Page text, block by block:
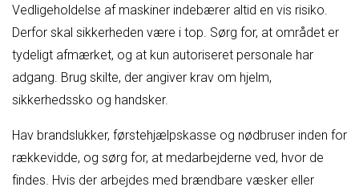
Vedligeholdelse af maskiner indebærer altid en vis risiko.
Derfor skal sikkerheden være i top. Sørg for, at området er
tydeligt afmærket, og at kun autoriseret personale har
adgang. Brug skilte, der angiver krav om hjelm,
sikkerhedssko og handsker.
Hav brandslukker, førstehjælpskasse og nødbruser inden for
rækkevidde, og sørg for, at medarbejderne ved, hvor de
findes. Hvis der arbejdes med brændbare væsker eller